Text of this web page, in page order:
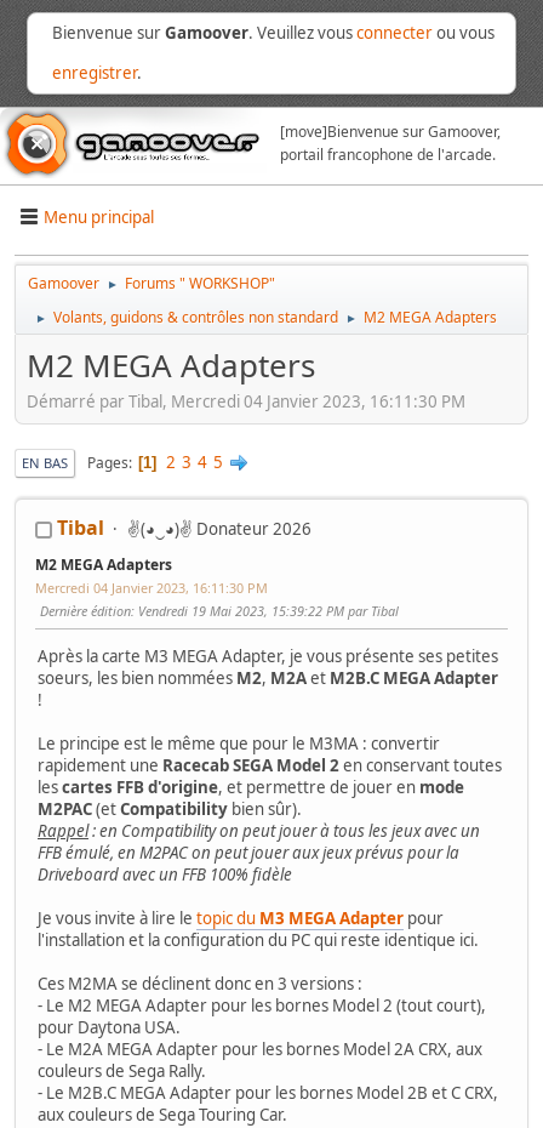
Bienvenue surGamoover. Veuillez vousconnecterou vous
enregistrer.
[move]Bienvenue sur Gamoover,
portail francophone de l'arcade.
Menu principal
Gamoover ► Forums " WORKSHOP"
► Volants, guidons & contrôles non standard ► M2 MEGA Adapters
M2 MEGA Adapters
Démarré par Tibal, Mercredi 04 Janvier 2023, 16:11:30 PM
EN BAS Pages 1 2 3 4 5
Tibal ✌(◕‿◕)✌ Donateur 2026
M2 MEGA Adapters
Mercredi 04 Janvier 2023, 16:11:30 PM
Dernière édition: Vendredi 19 Mai 2023, 15:39:22 PM par Tibal
Après la carte M3 MEGA Adapter, je vous présente ses petites
soeurs, les bien nommées M2, M2Aet M2B.C MEGA Adapter
!
Le principe est le même que pour le M3MA : convertir
rapidement une Racecab SEGA Model 2en conservant toutes
lescartes FFB d'origine, et permettre de jouer en mode
M2PAC(etCompatibility bien sûr).
Rappel: en Compatibility on peut jouer à tous les jeux avec un
FFB émulé, en M2PAC on peut jouer aux jeux prévus pour la
Driveboard avec un FFB 100% fidèle
Je vous invite à lire le topic du M3 MEGA Adapter pour
l'installation et la configuration du PC qui reste identique ici.
Ces M2MA se déclinent donc en 3 versions :
- Le M2 MEGA Adapter pour les bornes Model 2 (tout court),
pour Daytona USA.
- Le M2A MEGA Adapter pour les bornes Model 2A CRX, aux
couleurs de Sega Rally.
- Le M2B.C MEGA Adapter pour les bornes Model 2B et C CRX,
aux couleurs de Sega Touring Car.